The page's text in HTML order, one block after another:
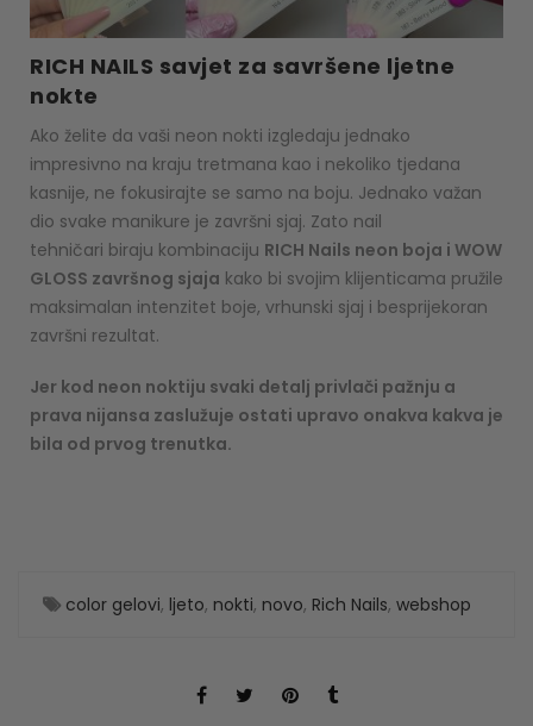
RICH NAILS savjet za savršene ljetne
nokte
Ako želite da vaši neon nokti izgledaju jednako
impresivno na kraju tretmana kao i nekoliko tjedana
kasnije, ne fokusirajte se samo na boju. Jednako važan
dio svake manikure je završni sjaj. Zato nail
tehničari biraju kombinaciju RICH Nails neon boja i WOW
GLOSS završnog sjaja kako bi svojim klijenticama pružile
maksimalan intenzitet boje, vrhunski sjaj i besprijekoran
završni rezultat.
Jer kod neon noktiju svaki detalj privlači pažnju a
prava nijansa zaslužuje ostati upravo onakva kakva je
bila od prvog trenutka.
color gelovi, ljeto, nokti, novo, Rich Nails, webshop